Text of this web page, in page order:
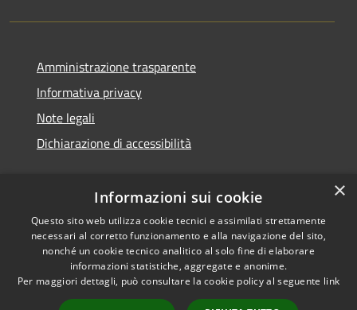
Amministrazione trasparente
Informativa privacy
Note legali
Dichiarazione di accessibilità
RSS
Accessibilità
Copyright © 2026 • Comune di
San Vito di Cadore • Powered
×
Informazioni sui cookie
Questo sito web utilizza cookie tecnici e assimilati strettamente
necessari al corretto funzionamento e alla navigazione del sito,
nonché un cookie tecnico analitico al solo fine di elaborare
informazioni statistiche, aggregate e anonime.
Per maggiori dettagli, può consultare la cookie policy al seguente link